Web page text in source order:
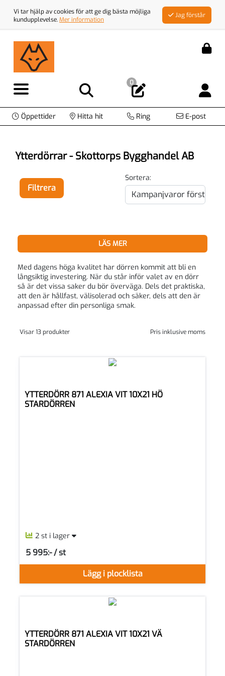
Vi tar hjälp av cookies för att ge dig bästa möjliga
kundupplevelse.Mer information
Jag förstår
0
Öppettider Hitta hit Ring E-post
Ytterdörrar - Skottorps Bygghandel AB
Filtrera
Sortera:
LÄS MER
Med dagens höga kvalitet har dörren kommit att bli en
långsiktig investering. När du står inför valet av en dörr
så är det vissa saker du bör överväga. Dels det praktiska,
att den är hållfast, välisolerad och säker, dels att den är
anpassad efter din personliga smak.
Visar 13 produkter Pris inklusive moms
YTTERDÖRR 871 ALEXIA VIT 10X21 HÖ
STARDÖRREN
2 st i lager
Lägg i plocklista
5 995:- / st
SEK per ST
YTTERDÖRR 871 ALEXIA VIT 10X21 VÄ
STARDÖRREN